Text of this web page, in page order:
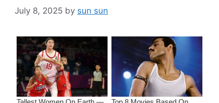
July 8, 2025 by sun sun